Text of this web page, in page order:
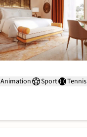
Animation Sport Tennis